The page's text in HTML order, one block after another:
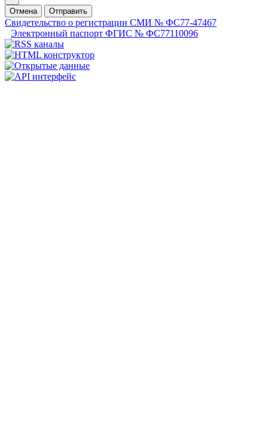
Отмена
Отправить
Свидетельство о регистрации СМИ № ФС77-47467
Электронный паспорт ФГИС № ФС77110096